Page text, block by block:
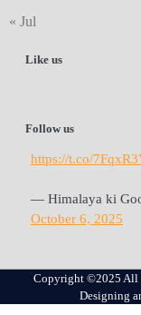
« Jul
Like us
Follow us
https://t.co/
— Himalaya ki
October 6, 2025
Copyright ©2025 All
Designing